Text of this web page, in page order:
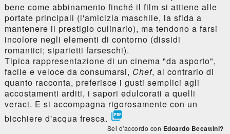
bene come abbinamento finché il film si attiene alle
portate principali (l'amicizia maschile, la sfida a
mantenere il prestigio culinario), ma tendono a farsi
incolore negli elementi di contorno (dissidi
romantici; siparietti farseschi).
Tipica rappresentazione di un cinema "da asporto",
facile e veloce da consumarsi, Chef, al contrario di
quanto racconta, preferisce i gusti semplici agli
accostamenti arditi, i sapori edulcorati a quelli
veraci. E si accompagna rigorosamente con un
bicchiere d'acqua fresca. 
Sei d'accordo con Edoardo Becattini?